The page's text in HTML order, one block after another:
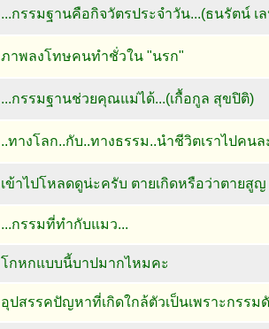
...กรรมฐานคือกิจวัตรประจำวัน...(ธนรัตน์ เ
ภาพลงโทษคนทำชั่วใน "นรก"
...กรรมฐานช่วยคุณแม่ได้...(เกื้อกูล สุขปิติ)
..ทางโลก..กับ..ทางธรรม..นำชีวิตเราไปคน
เข้าไปโหลดดูน่ะครับ ตายเกิดหรือว่าตายสูญ
...กรรมที่ทำกับแมว...
โกหกแบบนี้บาปมากไหมคะ
อุปสรรคปัญหาที่เกิดใกล้ตัวเป็นเพราะกรรม